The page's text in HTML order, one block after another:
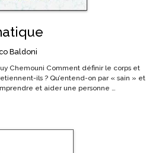
Baldoni
Chemouni Comment définir le corps et
ils ? Qu’entend-on par « sain » et
et aider une personne …